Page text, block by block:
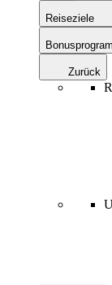
Reiseziele
Zurück